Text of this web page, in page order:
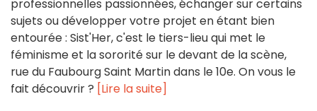
professionnelles passionnées, échanger sur certains
sujets ou développer votre projet en étant bien
entourée : Sist'Her, c'est le tiers-lieu qui met le
féminisme et la sororité sur le devant de la scène,
rue du Faubourg Saint Martin dans le 10e. On vous le
fait découvrir ? [Lire la suite]